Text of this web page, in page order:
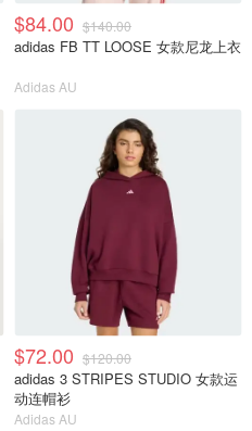
$84.00 $140.00
adidas FB TT LOOSE 女款尼龙上衣
Adidas AU
$72.00 $120.00
adidas 3 STRIPES STUDIO 女款运
动连帽衫
Adidas AU